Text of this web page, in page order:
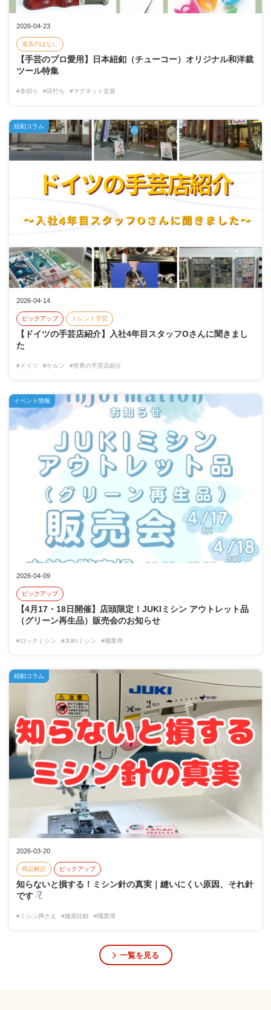
2026-04-23
道具のはなし
【手芸のプロ愛用】日本紐釦（チューコー）オリジナル和洋裁
ツール特集
#糸切り #目打ち #マグネット定規
2026-04-14
ピックアップ トレンド手芸
【ドイツの手芸店紹介】入社4年目スタッフOさんに聞きまし
た
#ドイツ #ケルン #世界の手芸店紹介
紐釦コラム
2026-04-09
ピックアップ
【4月17・18日開催】店頭限定！JUKIミシン アウトレット品
（グリーン再生品）販売会のお知らせ
#ロックミシン #JUKIミシン #職業用
イベント情報
2026-03-20
商品解説 ピックアップ
知らないと損する！ミシン針の真実｜縫いにくい原因、それ針
です
#ミシン押さえ #徹底比較 #職業用
紐釦コラム
一覧を見る